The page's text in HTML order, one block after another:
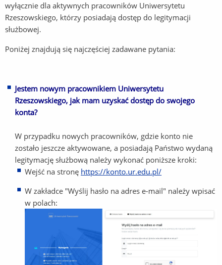
wyłącznie dla aktywnych pracowników Uniwersytetu
Rzeszowskiego, którzy posiadają dostęp do legitymacji
służbowej.
Poniżej znajdują się najczęściej zadawane pytania:
Jestem nowym pracownikiem Uniwersytetu
Rzeszowskiego, jak mam uzyskać dostęp do swojego
konta?
W przypadku nowych pracowników, gdzie konto nie
zostało jeszcze aktywowane, a posiadają Państwo wydaną
legitymację służbową należy wykonać poniższe kroki:
Wejść na stronę https://konto.ur.edu.pl/
W zakładce "Wyślij hasło na adres e-mail" należy wpisać
w polach: